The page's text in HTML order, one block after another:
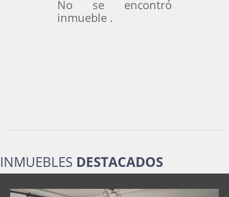
No se encontró
inmueble .
INMUEBLES DESTACADOS